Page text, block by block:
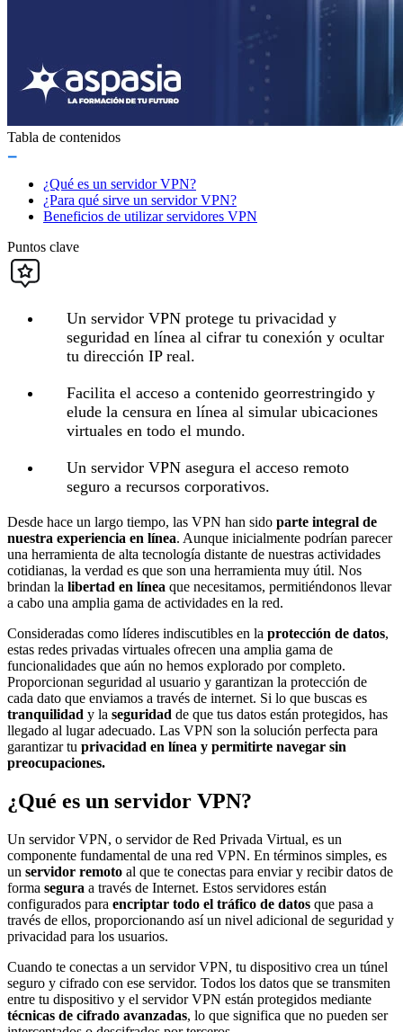
Tabla de contenidos
¿Qué es un servidor VPN?
¿Para qué sirve un servidor VPN?
Beneficios de utilizar servidores VPN
Puntos clave
Un servidor VPN protege tu privacidad y
seguridad en línea al cifrar tu conexión y ocultar
tu dirección IP real.
Facilita el acceso a contenido georrestringido y
elude la censura en línea al simular ubicaciones
virtuales en todo el mundo.
Un servidor VPN asegura el acceso remoto
seguro a recursos corporativos.
Desde hace un largo tiempo, las VPN han sido parte integral de
nuestra experiencia en línea. Aunque inicialmente podrían parecer
una herramienta de alta tecnología distante de nuestras actividades
cotidianas, la verdad es que son una herramienta muy útil. Nos
brindan la libertad en línea que necesitamos, permitiéndonos llevar
a cabo una amplia gama de actividades en la red.
Consideradas como líderes indiscutibles en la protección de datos,
estas redes privadas virtuales ofrecen una amplia gama de
funcionalidades que aún no hemos explorado por completo.
Proporcionan seguridad al usuario y garantizan la protección de
cada dato que enviamos a través de internet. Si lo que buscas es
tranquilidad y la seguridad de que tus datos están protegidos, has
llegado al lugar adecuado. Las VPN son la solución perfecta para
garantizar tu privacidad en línea y permitirte navegar sin
preocupaciones.
¿Qué es un servidor VPN?
Un servidor VPN, o servidor de Red Privada Virtual, es un
componente fundamental de una red VPN. En términos simples, es
un servidor remoto al que te conectas para enviar y recibir datos de
forma segura a través de Internet. Estos servidores están
configurados para encriptar todo el tráfico de datos que pasa a
través de ellos, proporcionando así un nivel adicional de seguridad y
privacidad para los usuarios.
Cuando te conectas a un servidor VPN, tu dispositivo crea un túnel
seguro y cifrado con ese servidor. Todos los datos que se transmiten
entre tu dispositivo y el servidor VPN están protegidos mediante
técnicas de cifrado avanzadas, lo que significa que no pueden ser